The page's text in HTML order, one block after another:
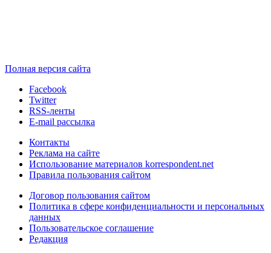
Полная версия сайта
Facebook
Twitter
RSS-ленты
E-mail рассылка
Контакты
Реклама на сайте
Использование материалов korrespondent.net
Правила пользования сайтом
Договор пользования сайтом
Политика в сфере конфиденциальности и персональных
данных
Пользовательское соглашение
Редакция